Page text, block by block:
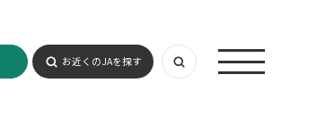
お近くのJAを探す